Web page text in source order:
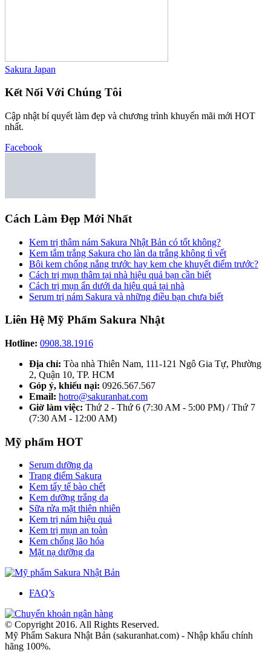
Sakura Japan
Kết Nối Với Chúng Tôi
Cập nhật bí quyết làm đẹp và chương trình khuyến mãi mới HOT
nhất.
Facebook
Cách Làm Đẹp Mới Nhất
Kem trị thâm nám Sakura Nhật Bản có tốt không?
Kem tắm trắng Sakura cho làn da trắng không tì vết
Bôi kem chống nắng trước hay kem che khuyết điểm trước?
Cách trị mụn thâm tại nhà hiệu quả bạn cần biết
Cách trị mụn ẩn dưới da hiệu quả tại nhà
Serum trị nám Sakura và những điều bạn chưa biết
Liên Hệ Mỹ Phẩm Sakura Nhật
Hotline: 0908.38.1916
Địa chỉ: Tòa nhà Thiên Nam, 111-121 Ngô Gia Tự, Phường
2, Quận 10, TP. HCM
Góp ý, khiếu nại: 0926.567.567
Email: hotro@sakuranhat.com
Giờ làm việc: Thứ 2 - Thứ 6 (7:30 AM - 5:00 PM) / Thứ 7
(7:30 AM - 12:00 AM)
Mỹ phẩm HOT
Serum dưỡng da
Trang điểm Sakura
Kem tẩy tế bào chết
Kem dưỡng trắng da
Sữa rửa mặt thiên nhiên
Kem trị nám hiệu quả
Kem trị mụn an toàn
Kem chống lão hóa
Mặt nạ dưỡng da
FAQ’s
© Copyright 2016. All Rights Reserved.
Mỹ Phẩm Sakura Nhật Bản (sakuranhat.com) - Nhập khẩu chính
hãng 100%.